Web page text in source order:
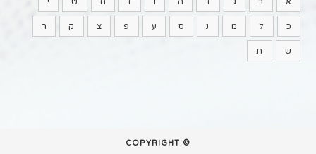
כ ל מ נ ס ע פ צ ק ר
ש ת
© COPYRIGHT